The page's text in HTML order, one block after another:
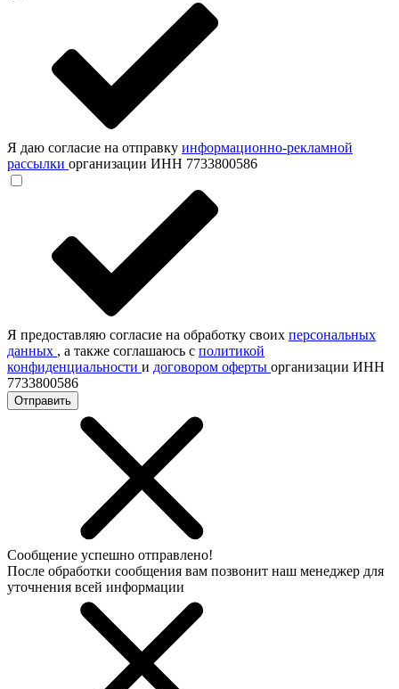
Я даю согласие на отправку информационно-рекламной
рассылки организации ИНН 7733800586
Я предоставляю согласие на обработку своих персональных
данных , а также соглашаюсь с политикой
конфиденциальности и договором оферты организации ИНН
7733800586
Отправить
Сообщение успешно отправлено!
После обработки сообщения вам позвонит наш менеджер для
уточнения всей информации